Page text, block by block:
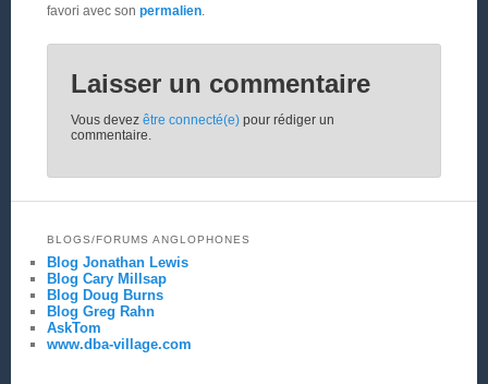
favori avec son permalien.
Laisser un commentaire
Vous devez être connecté(e)pour rédiger un
commentaire.
BLOGS/FORUMS ANGLOPHONES
Blog Jonathan Lewis
Blog Cary Millsap
Blog Doug Burns
Blog Greg Rahn
AskTom
www.dba-village.com